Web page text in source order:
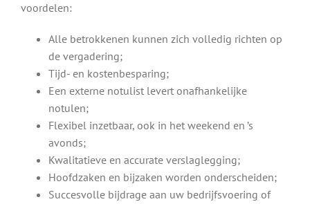
voordelen:
Alle betrokkenen kunnen zich volledig richten op
de vergadering;
Tijd- en kostenbesparing;
Een externe notulist levert onafhankelijke
notulen;
Flexibel inzetbaar, ook in het weekend en ’s
avonds;
Kwalitatieve en accurate verslaglegging;
Hoofdzaken en bijzaken worden onderscheiden;
Succesvolle bijdrage aan uw bedrijfsvoering of